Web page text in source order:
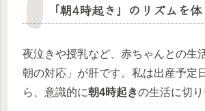
「朝4時起き」のリズムを
夜泣きや授乳など、赤ちゃんとの生
朝の対応」が肝です。私は出産予定
ら、意識的に朝4時起きの生活に切り